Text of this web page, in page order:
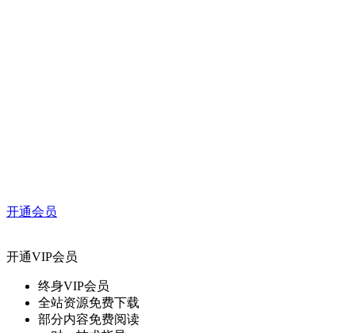
开通会员
开通VIP会员
终身VIP会员
全站资源免费下载
部分内容免费阅读